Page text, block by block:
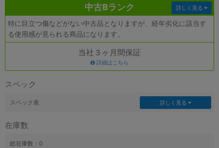
中古Bランク
特に目立つ傷などがない中古品となりますが、経年劣化に該当す
る使用感が見られる商品になります。
詳しく見る
当社３ヶ月間保証
詳細はこちら
スペック
スペック表 詳しく見る
在庫数
総在庫数：0
CPUの絞り込み
OS
メモリ